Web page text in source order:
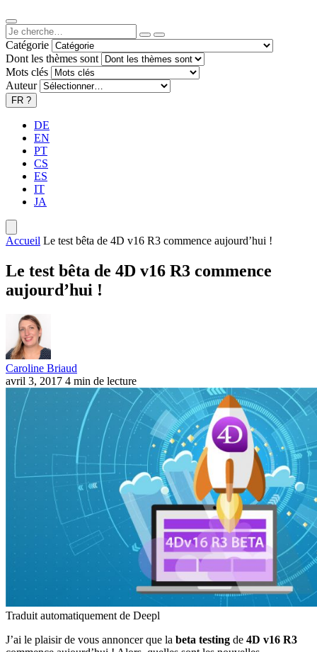
Catégorie
Dont les thèmes sont
Mots clés
Auteur
FR ?
DE
EN
PT
CS
ES
IT
JA
Accueil Le test bêta de 4D v16 R3 commence aujourd’hui !
Le test bêta de 4D v16 R3 commence
aujourd’hui !
Caroline Briaud
avril 3, 2017 4 min de lecture
Traduit automatiquement de Deepl
J’ai le plaisir de vous annoncer que la beta testing de 4D v16 R3